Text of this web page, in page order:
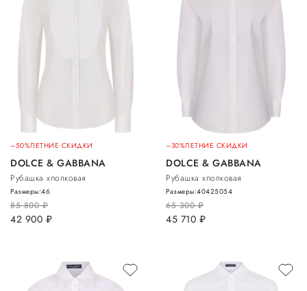
–50%ЛЕТНИЕ СКИДКИ
DOLCE & GABBANA
Рубашка хлопковая
85 800руб.
42 900 руб.
Размеры:46
–30%ЛЕТНИЕ СКИДКИ
DOLCE & GABBANA
Рубашка хлопковая
65 300руб.
45 710 руб.
Размеры:40425054